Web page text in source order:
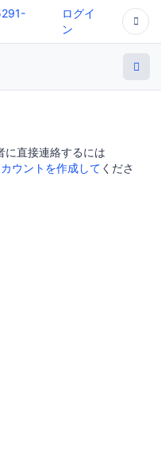
ログイ
ン
に直接連絡するには
ウントを作成して くださ